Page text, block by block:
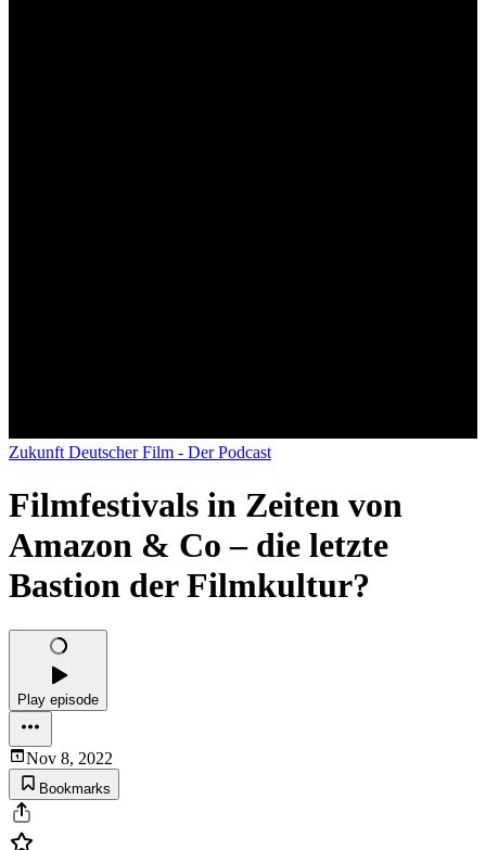
Zukunft Deutscher Film - Der Podcast
Filmfestivals in Zeiten von
Amazon & Co – die letzte
Bastion der Filmkultur?
Play episode
Nov 8, 2022
Bookmarks